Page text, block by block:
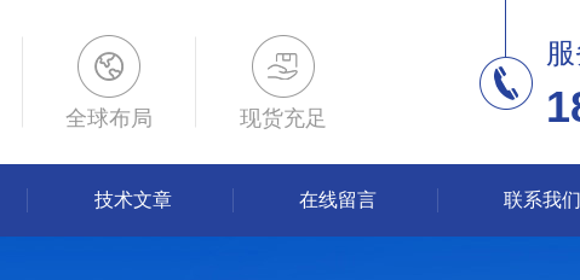
全球布局 现货充足
技术文章 在线留言 联系我们